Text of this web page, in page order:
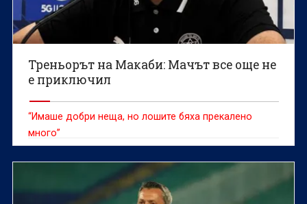
Треньорът на Макаби: Мачът все още не
е приключил
“Имаше добри неща, но лошите бяха прекалено
много”